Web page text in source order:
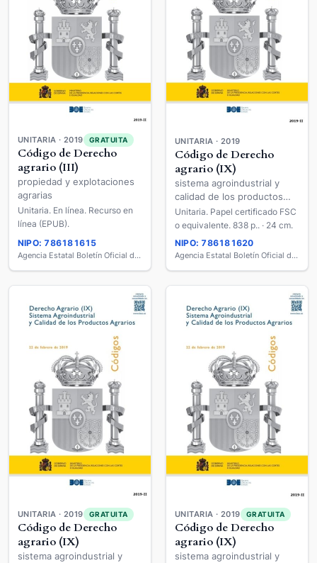
UNITARIA · 2019 GRATUITA
Código de Derecho
agrario (III)
propiedad y explotaciones
agrarias
Unitaria. En línea. Recurso en
línea (EPUB).
NIPO: 786181615
Agencia Estatal Boletín Oficial del Estado
UNITARIA · 2019
Código de Derecho
agrario (IX)
sistema agroindustrial y
calidad de los productos
agrarios
Unitaria. Papel certificado FSC
o equivalente. 838 p.. · 24 cm.
NIPO: 786181620
Agencia Estatal Boletín Oficial del Estado
UNITARIA · 2019 GRATUITA
Código de Derecho
agrario (IX)
sistema agroindustrial y
UNITARIA · 2019 GRATUITA
Código de Derecho
agrario (IX)
sistema agroindustrial y